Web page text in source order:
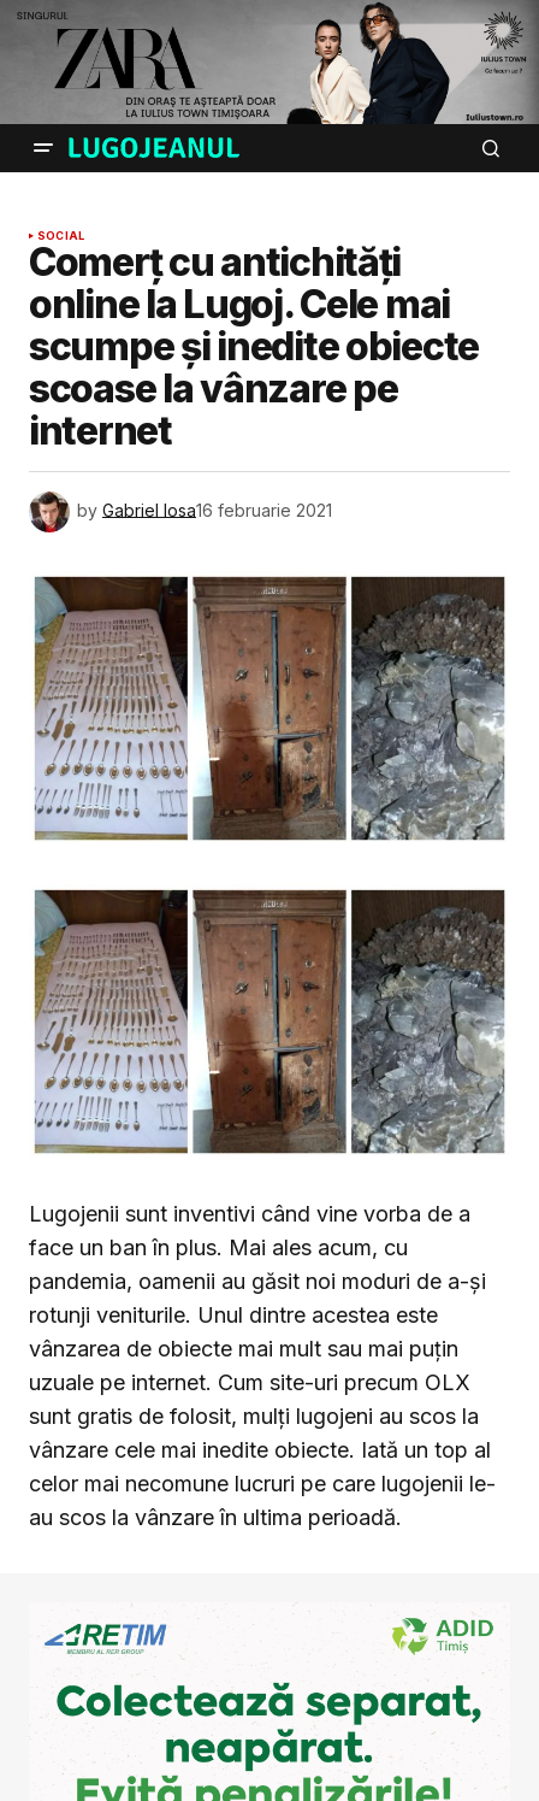
SOCIAL
Comerț cu antichități
online la Lugoj. Cele mai
scumpe și inedite obiecte
scoase la vânzare pe
internet
by Gabriel Iosa16 februarie 2021
Lugojenii sunt inventivi când vine vorba de a
face un ban în plus. Mai ales acum, cu
pandemia, oamenii au găsit noi moduri de a-și
rotunji veniturile. Unul dintre acestea este
vânzarea de obiecte mai mult sau mai puțin
uzuale pe internet. Cum site-uri precum OLX
sunt gratis de folosit, mulți lugojeni au scos la
vânzare cele mai inedite obiecte. Iată un top al
celor mai necomune lucruri pe care lugojenii le-
au scos la vânzare în ultima perioadă.